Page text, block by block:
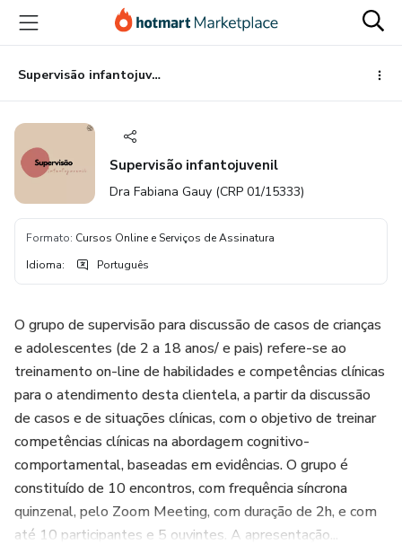
para
conteúdo
principal
para
pagamento
para
rodapé
Supervisão infantojuvenil
Supervisão infantojuvenil
Dra Fabiana Gauy (CRP 01/15333)
Formato: Cursos Online e Serviços de Assinatura
Idioma: Português
O grupo de supervisão para discussão de casos de crianças
e adolescentes (de 2 a 18 anos/ e pais) refere-se ao
treinamento on-line de habilidades e competências clínicas
para o atendimento desta clientela, a partir da discussão
de casos e de situações clínicas, com o objetivo de treinar
competências clínicas na abordagem cognitivo-
comportamental, baseadas em evidências. O grupo é
constituído de 10 encontros, com frequência síncrona
quinzenal, pelo Zoom Meeting, com duração de 2h, e com
até 10 participantes e 5 ouvintes. A apresentação...